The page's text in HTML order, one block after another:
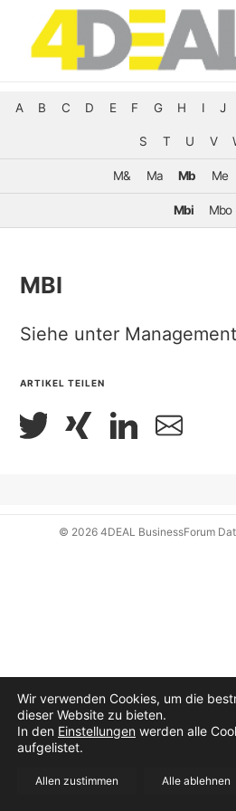
A B C D E F G H I J
S T U V
M& Ma Mb Me
Mbi Mbo
MBI
Siehe unter
ARTIKEL TEILEN
© 2026 4DEAL BusinessForum
Wir verwenden Cookies, um die
dieser Website zu bieten.
In den Einstellungen werden alle
aufgelistet.
Allen zustimmen Alle ablehnen